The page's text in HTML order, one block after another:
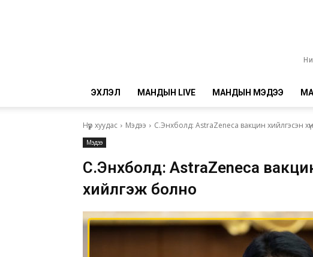
ЭХЛЭЛ МАНДЫН LIVE МАНДЫН МЭДЭЭ
Нүүр хуудас Мэдээ С.Энхболд: AstraZeneca вакцин хийлгэсэн
Мэдээ
С.Энхболд: AstraZeneca
хийлгэж болно